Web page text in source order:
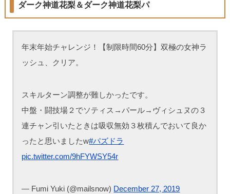
ダーク神道花梨＆ダーク神道花梨パ
年末年始チャレンジ！【制限時間60分】双極の女神ラ
ッシュ、クリア。
スキルターン調整が難しかったです。
中盤・闘技場２でソティス→パール→ヴィシュヌの３
連チャン引いたときは吸収無効３枚積んでおいて良か
ったと思いましたw#パズドラ
pic.twitter.com/9hFYWSY54r
— Fumi Yuki (@mailsnow) December 27, 2019